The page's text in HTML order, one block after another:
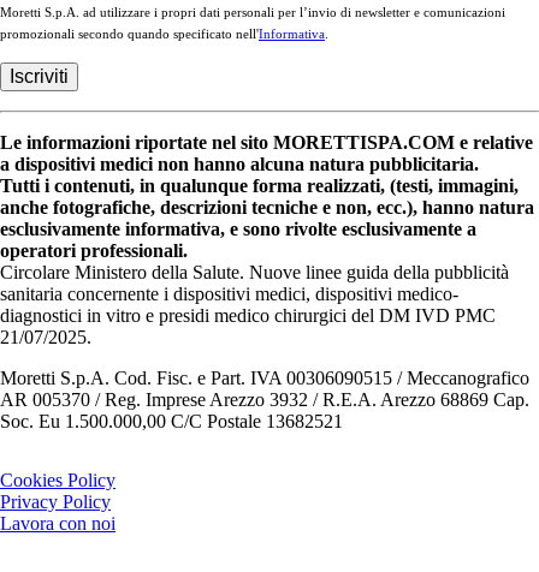
Moretti S.p.A. ad utilizzare i propri dati personali per l’invio di newsletter e comunicazioni
promozionali secondo quando specificato nell'Informativa
Le informazioni riportate nel sito MORETTISPA.COM e relative
a dispositivi medici non hanno alcuna natura pubblicitaria.
Tutti i contenuti, in qualunque forma realizzati, (testi, immagini,
anche fotografiche, descrizioni tecniche e non, ecc.), hanno natura
esclusivamente informativa, e sono rivolte esclusivamente a
operatori professionali.
Circolare Ministero della Salute. Nuove linee guida della pubblicità
sanitaria concernente i dispositivi medici, dispositivi medico-
diagnostici in vitro e presidi medico chirurgici del DM IVD PMC
21/07/2025.
Moretti S.p.A. Cod. Fisc. e Part. IVA 00306090515 / Meccanografico
AR 005370 / Reg. Imprese Arezzo 3932 / R.E.A. Arezzo 68869 Cap.
Soc. Eu 1.500.000,00 C/C Postale 13682521
Cookies Policy
Privacy Policy
Lavora con noi